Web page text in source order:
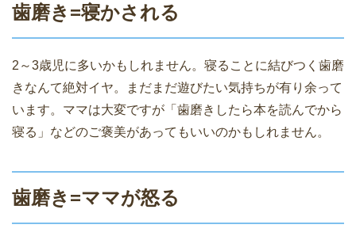
歯磨き=寝かされる
2～3歳児に多いかもしれません。寝ることに結びつく歯磨
きなんて絶対イヤ。まだまだ遊びたい気持ちが有り余って
います。ママは大変ですが「歯磨きしたら本を読んでから
寝る」などのご褒美があってもいいのかもしれません。
歯磨き=ママが怒る